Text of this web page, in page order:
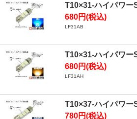
T10×31-ハイパワー
680円(税込)
LF31AB
T10×31-ハイパワー
680円(税込)
LF31AH
T10×37-ハイパワー
780円(税込)